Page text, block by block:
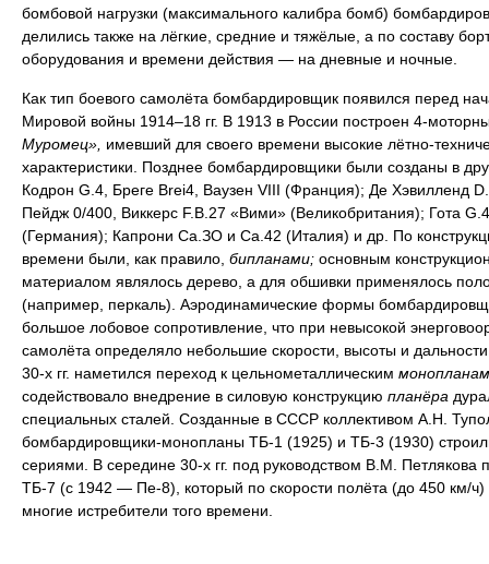
бомбовой нагрузки (максимального калибра бомб)
делились также на лёгкие, средние и тяжёлые, а по составу
оборудования и времени действия — на дневные и ночные.
Как тип боевого самолёта бомбардировщик появился перед
Мировой войны 1914–18 гг. В 1913 в России построен 4-
Муромец», имевший для своего времени высокие лётно-
характеристики. Позднее бомбардировщики были созданы в
Кодрон G.4, Бреге Brei4, Ваузен VIII (Франция); Де Хэвилленд
Пейдж 0/400, Виккерс F.B.27 «Вими» (Великобритания); Гота
(Германия); Капрони Са.ЗО и Са.42 (Италия) и др. По
времени были, как правило, бипланами; основным
материалом являлось дерево, а для обшивки применялось
(например, перкаль). Аэродинамические формы
большое лобовое сопротивление, что при невысокой
самолёта определяло небольшие скорости, высоты и
30-х гг. наметился переход к цельнометаллическим
содействовало внедрение в силовую конструкцию планёра
специальных сталей. Созданные в СССР коллективом А.Н.
бомбардировщики-монопланы ТБ-1 (1925) и ТБ-3 (1930)
сериями. В середине 30-х гг. под руководством В.М. Петлякова
ТБ-7 (с 1942 — Пе-8), который по скорости полёта (до 450 км/ч)
многие истребители того времени.